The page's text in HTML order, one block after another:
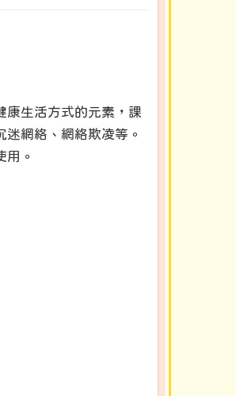
康生活方式的元素，課
網絡、網絡欺凌等。
用。